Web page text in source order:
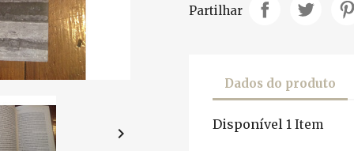

Partilhar
Dados do produto
Disponível 1 Item